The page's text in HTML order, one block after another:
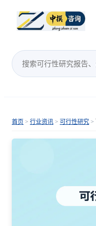
首页 > 行业资讯 > 可行性研究 >